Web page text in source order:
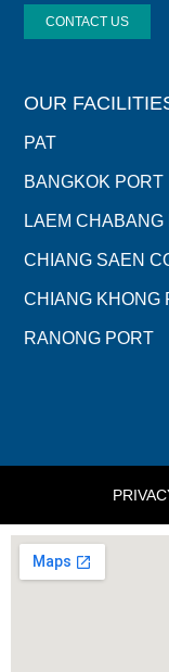
CONTACT US
OUR
PAT
BANGKOK PORT
LAEM CHABANG
CHIANG SAEN
CHIANG KHONG
RANONG PORT